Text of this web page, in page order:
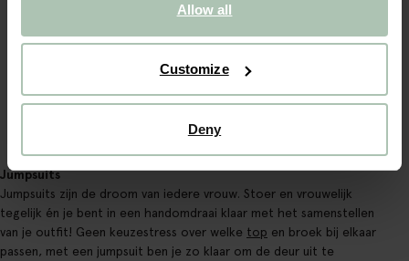
Allow all
Customize
Deny
110.0055.00
159.99
2Kleuren
Jumpsuits
Jumpsuits zijn de droom van iedere vrouw. Stoer en vrouwelijk
tegelijk én je bent in een handomdraai klaar met het samenstellen
van je outfit! Geen keuzestress over welke top en broek bij elkaar
passen, met een jumpsuit ben je zo klaar om de deur uit te